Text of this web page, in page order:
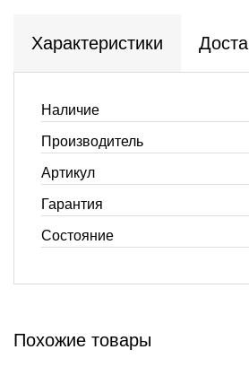
Характеристики
Наличие
Производитель
Артикул
Гарантия
Состояние
Похожие товары